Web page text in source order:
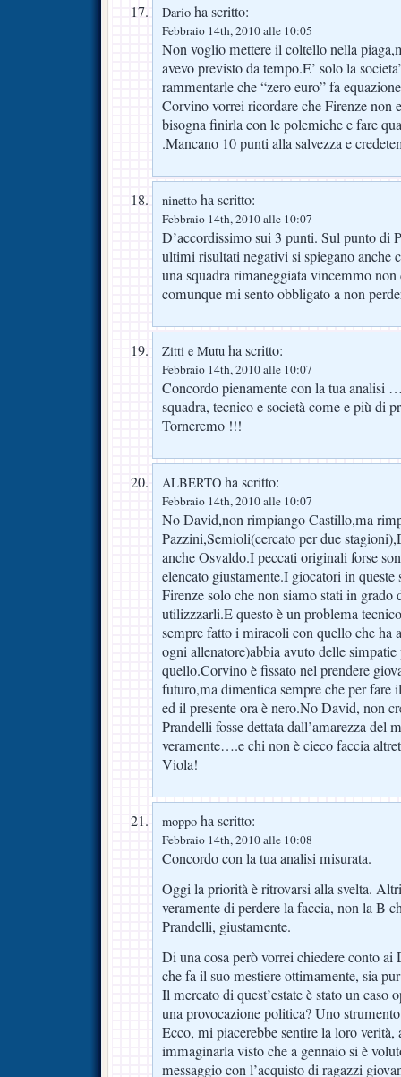
Dario ha scritto:
Febbraio 14th, 2010 alle 10:05
Non voglio mettere il coltello nella
avevo previsto da tempo.E’ solo la
rammentarle che “zero euro” fa
Corvino vorrei ricordare che Firenze non
bisogna finirla con le polemiche e fare
.Mancano 10 punti alla salvezza e
ninetto ha scritto:
Febbraio 14th, 2010 alle 10:07
D’accordissimo sui 3 punti. Sul punto di
ultimi risultati negativi si spiegano anche
una squadra rimaneggiata vincemmo
comunque mi sento obbligato a non
Zitti e Mutu ha scritto:
Febbraio 14th, 2010 alle 10:07
Concordo pienamente con la tua analisi
squadra, tecnico e società come e più di
Torneremo !!!
ALBERTO ha scritto:
Febbraio 14th, 2010 alle 10:07
No David,non rimpiango Castillo,ma
Pazzini,Semioli(cercato per due
anche Osvaldo.I peccati originali forse
elencato giustamente.I giocatori in queste
Firenze solo che non siamo stati in
utilizzzarli.E questo è un problema
sempre fatto i miracoli con quello che ha
ogni allenatore)abbia avuto delle simpatie
quello.Corvino è fissato nel prendere
futuro,ma dimentica sempre che per fare
ed il presente ora è nero.No David, non
Prandelli fosse dettata dall’amarezza del
veramente….e chi non è cieco faccia
Viola!
moppo ha scritto:
Febbraio 14th, 2010 alle 10:08
Concordo con la tua analisi misurata.
Oggi la priorità è ritrovarsi alla svelta.
veramente di perdere la faccia, non la B
Prandelli, giustamente.
Di una cosa però vorrei chiedere conto
che fa il suo mestiere ottimamente, sia
Il mercato di quest’estate è stato un caso
una provocazione politica? Uno
Ecco, mi piacerebbe sentire la loro verità,
immaginarla visto che a gennaio si è
messaggio con l’acquisto di ragazzi